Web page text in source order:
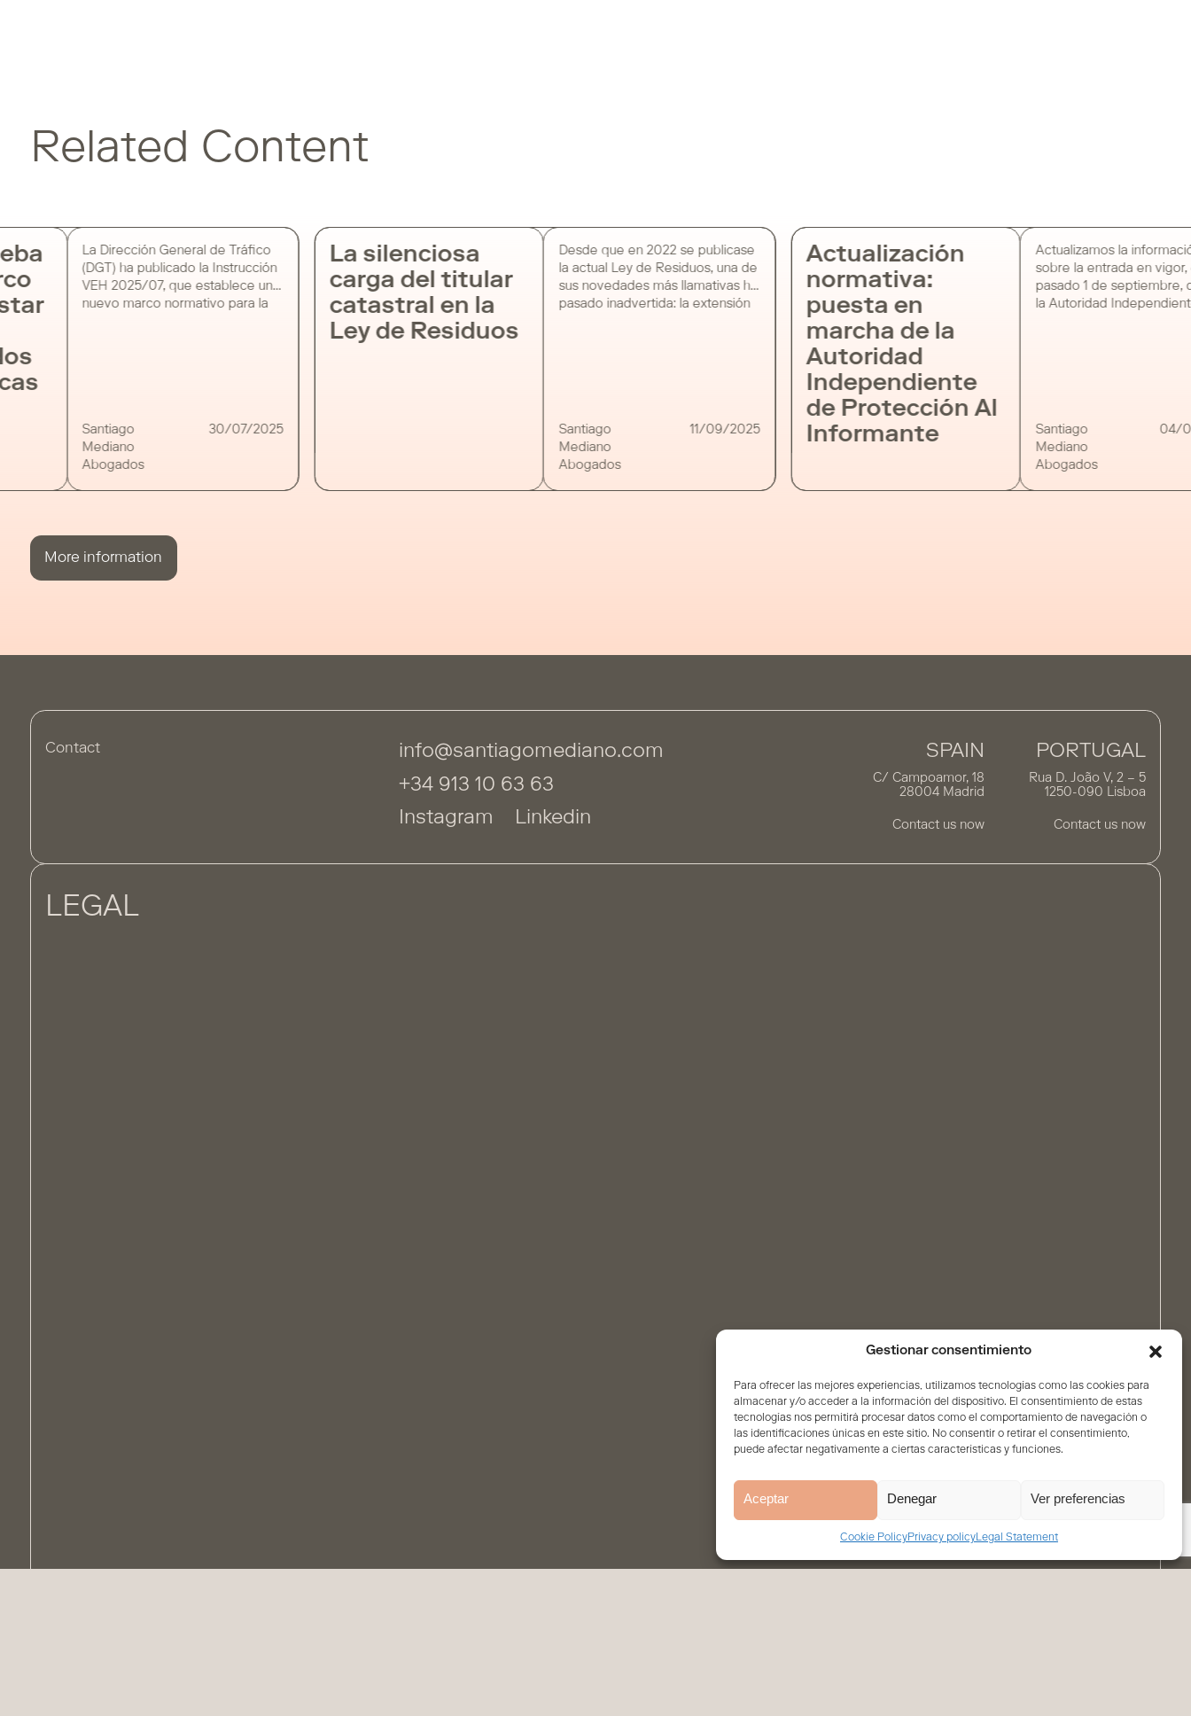
Gestionar consentimiento
Para ofrecer las mejores experiencias, utilizamos tecnologías como las cookies para
almacenar y/o acceder a la información del dispositivo. El consentimiento de estas
tecnologías nos permitirá procesar datos como el comportamiento de navegación o
las identificaciones únicas en este sitio. No consentir o retirar el consentimiento,
puede afectar negativamente a ciertas características y funciones.
Aceptar Denegar Ver preferencias
Cookie PolicyPrivacy policyLegal Statement
Related Content
La Dirección General de Tráfico
(DGT) ha publicado la Instrucción
VEH 2025/07, que establece un
nuevo marco normativo para la
de tecnologías de movilidad
inteligente en vías públicas,
garantizando en todo […]
Santiago
Mediano
Abogados
30/07/2025
La silenciosa
carga del titular
catastral en la
Ley de Residuos
Desde que en 2022 se publicase
la actual Ley de Residuos, una de
sus novedades más llamativas ha
pasado inadvertida: la extensión
coloca a los titulares catastrales
[…]
Santiago
Mediano
Abogados
11/09/2025
Actualización
normativa:
puesta en
marcha de la
Autoridad
Independiente
de Protección Al
Informante
Actualizamos la
sobre la entrada en vigor,
pasado 1 de septiembre,
la Autoridad
electrónico y postal) a la
de que disponga de su
Sede […]
Santiago
Mediano
Abogados
04/
More information
Contact
info@santiagomediano.com
+34 913 10 63 63
Instagram
Linkedin
SPAIN
C/ Campoamor, 18
28004 Madrid
Contact us now
PORTUGAL
Rua D. João V, 2 – 5
1250-090 Lisboa
Contact us now
LEGAL